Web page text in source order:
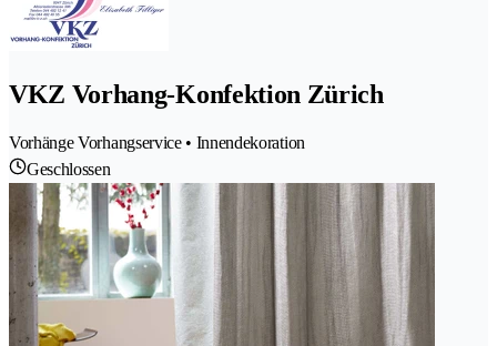
VKZ Vorhang-Konfektion Zürich
Vorhänge Vorhangservice • Innendekoration
Geschlossen